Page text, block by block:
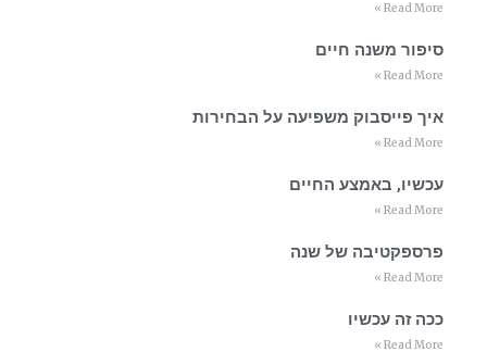
Read More »
סיפור משנה חיים
Read More »
איך פייסבוק משפיעה על הבחירות
Read More »
עכשיו, באמצע החיים
Read More »
פרספקטיבה של שנה
Read More »
ככה זה עכשיו
Read More »